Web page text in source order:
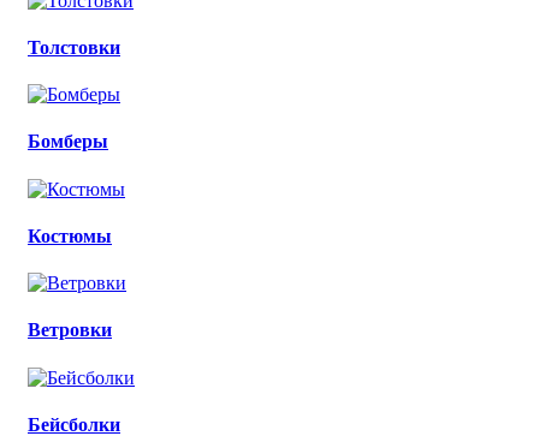
Толстовки
Бомберы
Костюмы
Ветровки
Бейсболки